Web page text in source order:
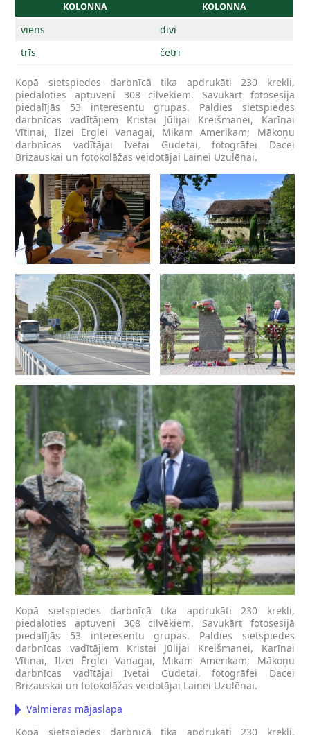
KOLONNA KOLONNA
viens
divi
trīs
četri
Kopā sietspiedes darbnīcā tika apdrukāti 230 krekli,
piedaloties aptuveni 308 cilvēkiem. Savukārt fotosesijā
piedalījās 53 interesentu grupas. Paldies sietspiedes
darbnīcas vadītājiem Kristai Jūlijai Kreišmanei, Karīnai
Vītiņai, Ilzei Ērglei Vanagai, Mikam Amerikam; Mākoņu
darbnīcas vadītājai Ivetai Gudetai, fotogrāfei Dacei
Brizauskai un fotokolāžas veidotājai Lainei Uzulēnai.
Kopā sietspiedes darbnīcā tika apdrukāti 230 krekli,
piedaloties aptuveni 308 cilvēkiem. Savukārt fotosesijā
piedalījās 53 interesentu grupas. Paldies sietspiedes
darbnīcas vadītājiem Kristai Jūlijai Kreišmanei, Karīnai
Vītiņai, Ilzei Ērglei Vanagai, Mikam Amerikam; Mākoņu
darbnīcas vadītājai Ivetai Gudetai, fotogrāfei Dacei
Brizauskai un fotokolāžas veidotājai Lainei Uzulēnai.
Valmieras mājaslapa
Kopā sietspiedes darbnīcā tika apdrukāti 230 krekli,